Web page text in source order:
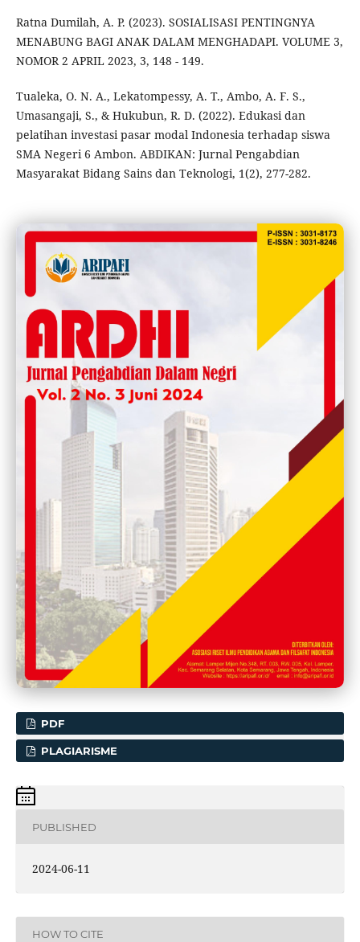
Ratna Dumilah, A. P. (2023). SOSIALISASI PENTINGNYA
MENABUNG BAGI ANAK DALAM MENGHADAPI. VOLUME 3,
NOMOR 2 APRIL 2023, 3, 148 - 149.
Tualeka, O. N. A., Lekatompessy, A. T., Ambo, A. F. S.,
Umasangaji, S., & Hukubun, R. D. (2022). Edukasi dan
pelatihan investasi pasar modal Indonesia terhadap siswa
SMA Negeri 6 Ambon. ABDIKAN: Jurnal Pengabdian
Masyarakat Bidang Sains dan Teknologi, 1(2), 277-282.
PDF
PLAGIARISME
PUBLISHED
2024-06-11
HOW TO CITE